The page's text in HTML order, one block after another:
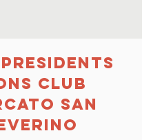
club
san